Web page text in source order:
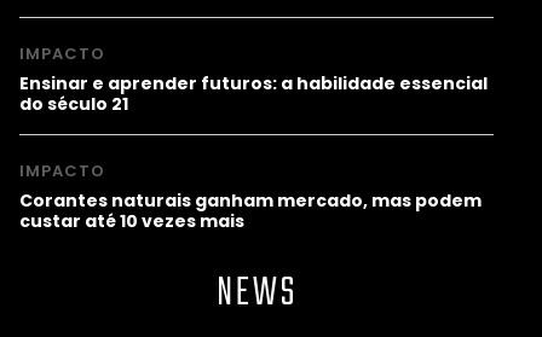
IMPACTO
Ensinar e aprender futuros: a habilidade essencial
do século 21
IMPACTO
Corantes naturais ganham mercado, mas podem
custar até 10 vezes mais
NEWS